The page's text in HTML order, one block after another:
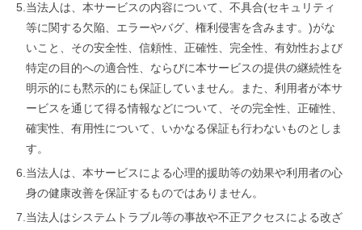
5. 当法人は、本サービスの内容について、不具合(セキュリティ
等に関する欠陥、エラーやバグ、権利侵害を含みます。)がな
いこと、その安全性、信頼性、正確性、完全性、有効性および
特定の目的への適合性、ならびに本サービスの提供の継続性を
明示的にも黙示的にも保証していません。また、利用者が本サ
ービスを通じて得る情報などについて、その完全性、正確性、
確実性、有用性について、いかなる保証も行わないものとしま
す。
6. 当法人は、本サービスによる心理的援助等の効果や利用者の心
身の健康改善を保証するものではありません。
7. 当法人はシステムトラブル等の事故や不正アクセスによる改ざ